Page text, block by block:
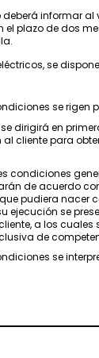
informar al
plazo de dos
se
se rigen
dirigirá en
cliente para
condiciones
de acuerdo
pudiera nacer
ejecución se
a los cuales
de
se